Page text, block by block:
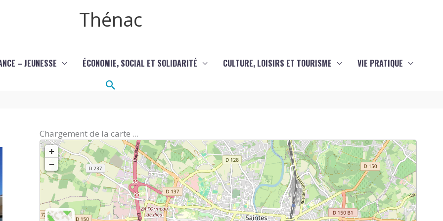
Thénac
– JEUNESSE ÉCONOMIE, SOCIAL ET SOLIDARITÉ CULTURE, LOISIRS ET TOURISME VIE PRATIQUE
Rechercher
Chargement de la carte ...
+
−